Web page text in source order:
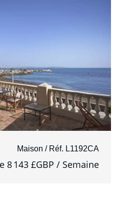
Maison / Réf. L1192CA
8 143 £GBP / Semaine